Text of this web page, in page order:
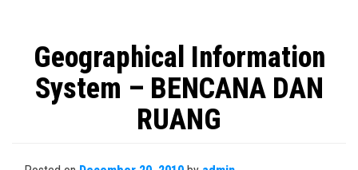
Geographical Information
System – BENCANA DAN
RUANG